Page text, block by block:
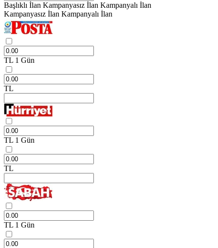
Başlıklı İlan Kampanyasız İlan Kampanyalı İlan
Kampanyasız İlan Kampanyalı İlan
TL 1 Gün
TL
TL 1 Gün
TL
TL 1 Gün